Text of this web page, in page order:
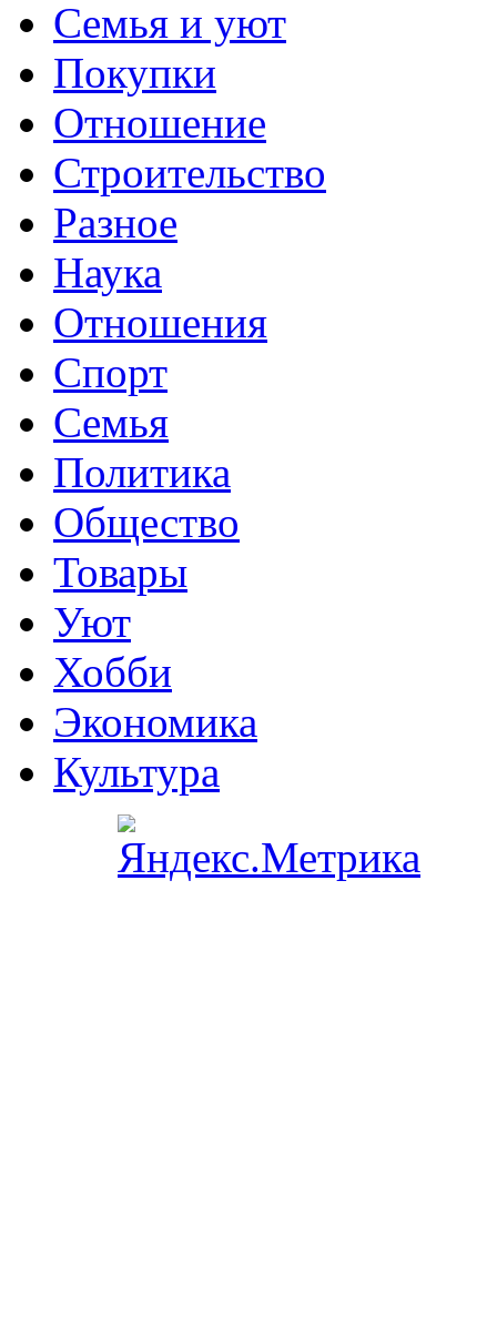
Семья и уют
Покупки
Отношение
Строительство
Разное
Наука
Отношения
Спорт
Семья
Политика
Общество
Товары
Уют
Хобби
Экономика
Культура